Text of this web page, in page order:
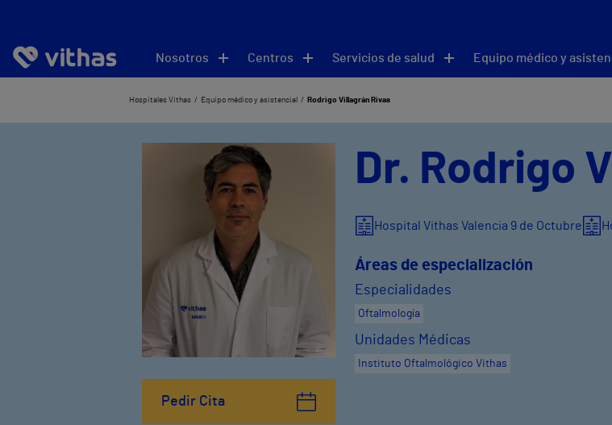
Nosotros Centros Servicios de salud Equipo médico y
Hospitales Vithas Equipo médico y asistencial Rodrigo Villagrán Rivas
Pedir Cita
Dr. Rodrigo
Hospital Vithas Valencia 9 de Octubre
Áreas de especialización
Especialidades
Oftalmología
Unidades Médicas
Instituto Oftalmológico Vithas